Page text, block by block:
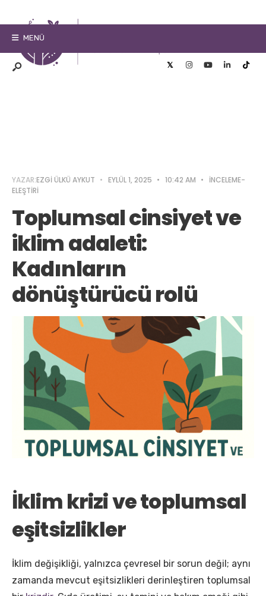
MENÜ
YAZAR:EZGI ÜLKÜ AYKUT • EYLÜL 1, 2025 • 10:42 AM •
İNCELEME-
ELEŞTIRI
Toplumsal cinsiyet ve
iklim adaleti:
Kadınların
dönüştürücü rolü
İklim krizi ve toplumsal
eşitsizlikler
İklim değişikliği, yalnızca çevresel bir sorun değil; aynı
zamanda mevcut eşitsizlikleri derinleştiren toplumsal